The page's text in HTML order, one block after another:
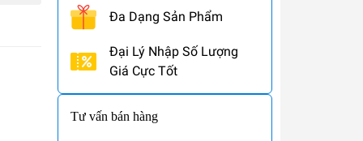
Đa Dạng Sản Phẩm
Đại Lý Nhập Số Lượng
Giá Cực Tốt
Tư vấn bán hàng